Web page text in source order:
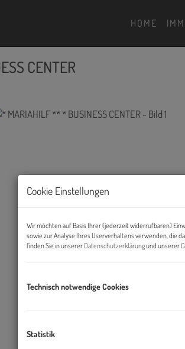
HOME
CENTER
Cookie Einstellungen
Wir möchten auf Basis Ihrer (jederzeit widerrufbaren)
sowie zur Analyse Ihres Userverhaltens verwenden, die
finden Sie in unserer Datenschutzerklärungund unserer
Technisch notwendige Cookies
Statistik